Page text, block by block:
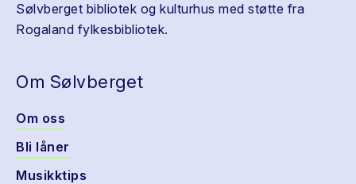
Sølvberget bibliotek og kulturhus med støtte fra
Rogaland fylkesbibliotek.
Om Sølvberget
Om oss
Bli låner
Musikktips